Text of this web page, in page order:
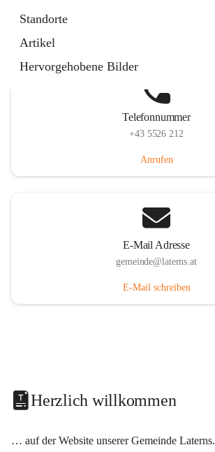
Standorte
Artikel
Hervorgehobene Bilder
Telefonnummer
+43 5526 212
Anrufen
E-Mail Adresse
gemeinde@laterns.at
E-Mail schreiben
Herzlich willkommen
… auf der Website unserer Gemeinde Laterns.